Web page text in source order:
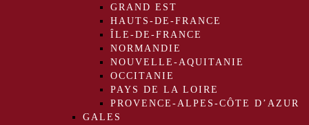
GRAND EST
HAUTS-DE-FRANCE
ÎLE-DE-FRANCE
NORMANDIE
NOUVELLE-AQUITANIE
OCCITANIE
PAYS DE LA LOIRE
PROVENCE-ALPES-CÔTE D’AZUR
GALES